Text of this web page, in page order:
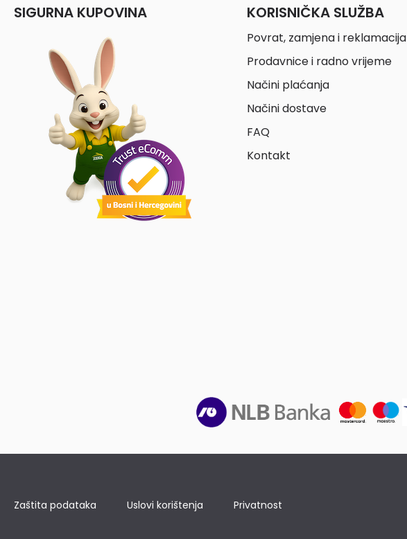
SIGURNA KUPOVINA KORISNIČKA SLUŽBA
Povrat, zamjena i reklamacija
Prodavnice i radno vrijeme
Načini plaćanja
Načini dostave
FAQ
Kontakt
Zaštita podataka Uslovi korištenja Privatnost